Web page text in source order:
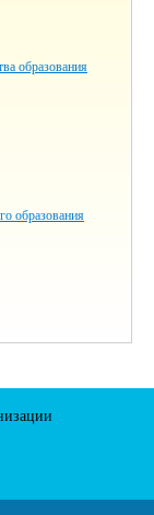
образования
образования